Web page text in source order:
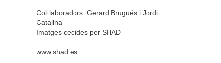
Col·laboradors: Gerard Brugués i Jordi
Catalina
Imatges cedides per SHAD
www.shad.es